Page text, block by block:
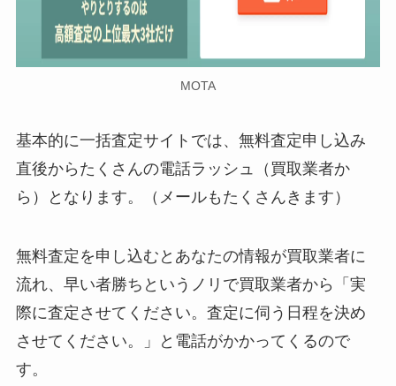
MOTA
基本的に一括査定サイトでは、無料査定申し込み
直後からたくさんの電話ラッシュ（買取業者か
ら）となります。（メールもたくさんきます）
無料査定を申し込むとあなたの情報が買取業者に
流れ、早い者勝ちというノリで買取業者から「実
際に査定させてください。査定に伺う日程を決め
させてください。」と電話がかかってくるので
す。